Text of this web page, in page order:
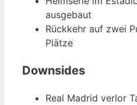
ausgebaut
Rückkehr auf zwei
Plätze
Downsides
Real Madrid verlor